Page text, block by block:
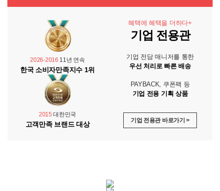
2026-2016 11년 연속
한국 소비자만족지수 1위
2015 대한민국
고객만족 브랜드 대상
혜택에 혜택을 더하다+
기업 전용관
기업 전담 매니저를 통한
우선 처리로 빠른 배송
PAYBACK, 쿠폰팩 등
기업 전용 기획 상품
기업 전용관 바로가기 >